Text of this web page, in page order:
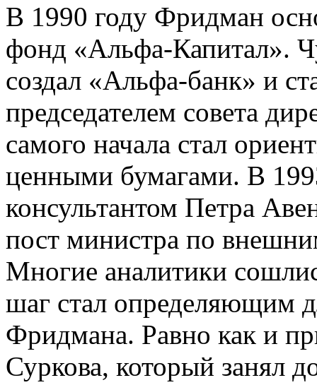
В 1990 году Фридман
фонд «Альфа-Капитал».
создал «Альфа-банк» и
председателем совета
самого начала стал
ценными бумагами. В
консультантом Петра
пост министра по
Многие аналитики
шаг стал определяющим
Фридмана. Равно как и
Суркова, который занял